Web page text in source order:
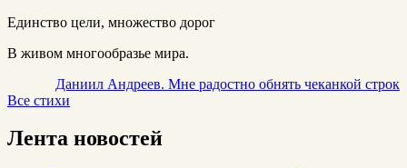
Единство цели, множество дорог
В живом многообразье мира.
Даниил Андреев. Мне радостно обнять чеканкой строк
Все стихи
Лента новостей